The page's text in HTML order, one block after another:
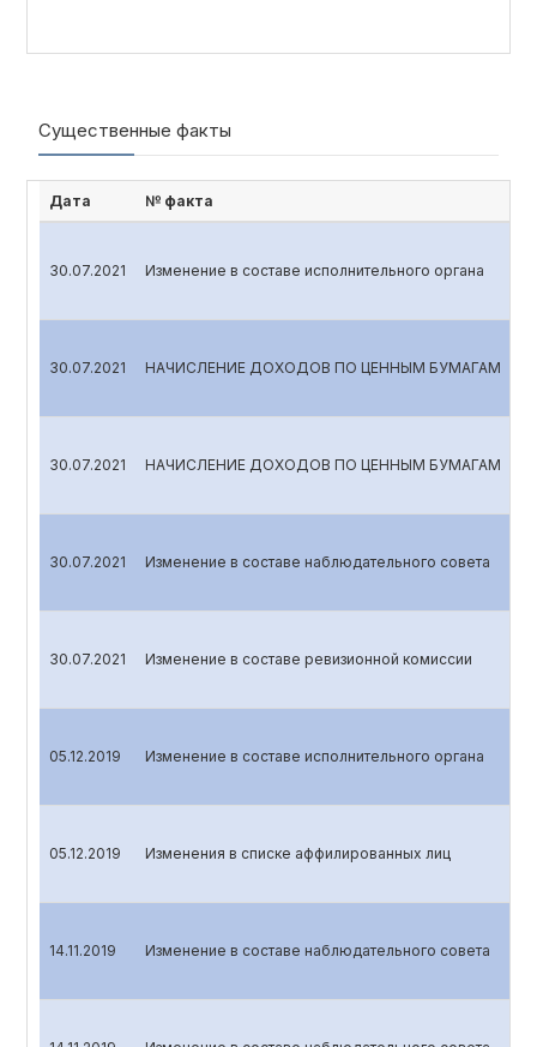
Существенные факты
Дата № факта
30.07.2021 Изменение в составе исполнительного органа
30.07.2021 НАЧИСЛЕНИЕ ДОХОДОВ ПО ЦЕННЫМ БУМАГАМ
30.07.2021 НАЧИСЛЕНИЕ ДОХОДОВ ПО ЦЕННЫМ БУМАГАМ
30.07.2021 Изменение в составе наблюдательного совета
30.07.2021 Изменение в составе ревизионной комиссии
05.12.2019 Изменение в составе исполнительного органа
05.12.2019 Изменения в списке аффилированных лиц
14.11.2019 Изменение в составе наблюдательного совета